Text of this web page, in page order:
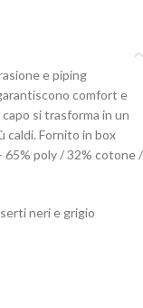
e piping
comfort e
si trasforma in un
caldi. Fornito in box
65% poly / 32% cotone /
neri e grigio